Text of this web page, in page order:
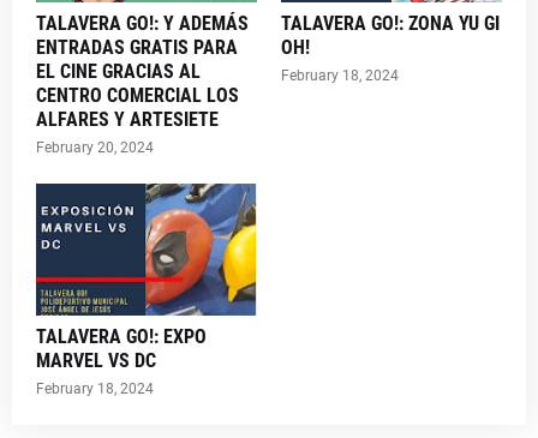
TALAVERA GO!: Y ADEMÁS
ENTRADAS GRATIS PARA
EL CINE GRACIAS AL
CENTRO COMERCIAL LOS
ALFARES Y ARTESIETE
February 20, 2024
TALAVERA GO!: ZONA YU GI
OH!
February 18, 2024
TALAVERA GO!: EXPO
MARVEL VS DC
February 18, 2024